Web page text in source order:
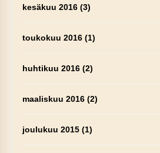
kesäkuu 2016(3)
toukokuu 2016(1)
huhtikuu 2016(2)
maaliskuu 2016(2)
joulukuu 2015(1)